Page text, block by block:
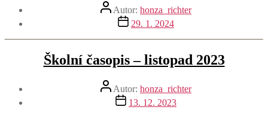
Autor
příspěvku
Autor: honza_richter
Datum
příspěvku
29. 1. 2024
Školní časopis – listopad 2023
Autor
příspěvku
Autor: honza_richter
Datum
příspěvku
13. 12. 2023